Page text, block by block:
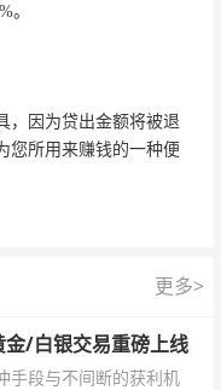
。
，因为贷出金额将被退
您所用来赚钱的一种便
更多>
/白银交易重磅上线
手段与不间断的获利机